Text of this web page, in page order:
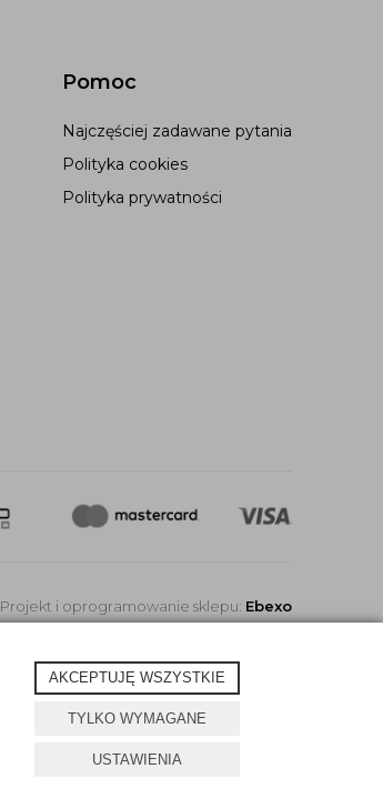
AKCEPTUJĘ WSZYSTKIE
TYLKO WYMAGANE
USTAWIENIA
Pomoc
Najczęściej zadawane pytania
Polityka cookies
Polityka prywatności
Projekt i oprogramowanie sklepu: Ebexo